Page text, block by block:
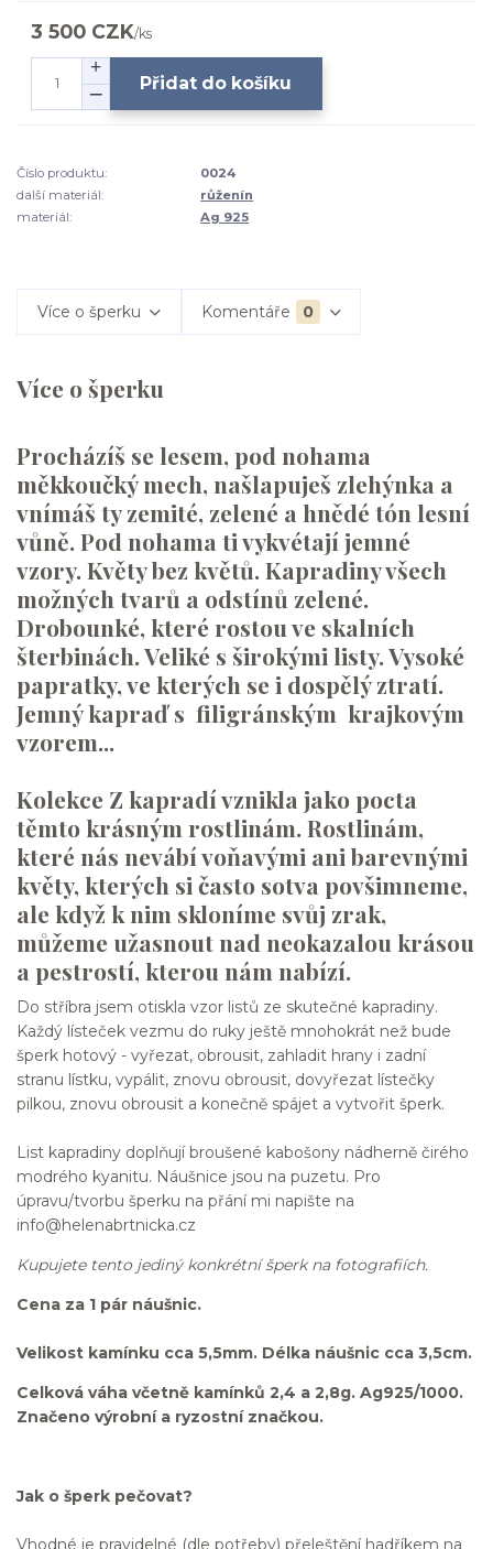
3 500 CZK/ks
Přidat do košíku
Číslo produktu:
0024
další materiál:
růženín
materiál:
Ag 925
Více o šperku Komentáře 0
Více o šperku
Procházíš se lesem, pod nohama
měkkoučký mech, našlapuješ zlehýnka a
vnímáš ty zemité, zelené a hnědé tón lesní
vůně. Pod nohama ti vykvétají jemné
vzory. Květy bez květů. Kapradiny všech
možných tvarů a odstínů zelené.
Drobounké, které rostou ve skalních
šterbinách. Veliké s širokými listy. Vysoké
papratky, ve kterých se i dospělý ztratí.
Jemný kapraď s filigránským krajkovým
vzorem...
Kolekce Z kapradí vznikla jako pocta
těmto krásným rostlinám. Rostlinám,
které nás nevábí voňavými ani barevnými
květy, kterých si často sotva povšimneme,
ale když k nim skloníme svůj zrak,
můžeme užasnout nad neokazalou krásou
a pestrostí, kterou nám nabízí.
Do stříbra jsem otiskla vzor listů ze skutečné kapradiny.
Každý lísteček vezmu do ruky ještě mnohokrát než bude
šperk hotový - vyřezat, obrousit, zahladit hrany i zadní
stranu lístku, vypálit, znovu obrousit, dovyřezat lístečky
pilkou, znovu obrousit a konečně spájet a vytvořit šperk.
List kapradiny doplňují broušené kabošony nádherně čirého
modrého kyanitu. Náušnice jsou na puzetu. Pro
úpravu/tvorbu šperku na přání mi napište na
info@helenabrtnicka.cz
Kupujete tento jediný konkrétní šperk na fotografiích.
Cena za 1 pár náušnic.
Velikost kamínku cca 5,5mm. Délka náušnic cca 3,5cm.
Celková váha včetně kamínků 2,4 a 2,8g. Ag925/1000.
Značeno výrobní a ryzostní značkou.
Jak o šperk pečovat?
Vhodné je pravidelné (dle potřeby) přeleštění hadříkem na